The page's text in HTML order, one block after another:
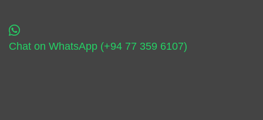
Chat on WhatsApp (+94 77 359 6107)